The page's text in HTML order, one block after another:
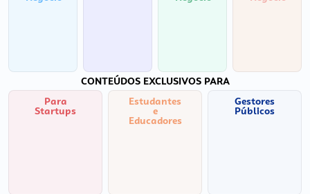
CONTEÚDOS EXCLUSIVOS PARA
Para
Startups
Estudantes
e
Educadores
Gestores
Públicos